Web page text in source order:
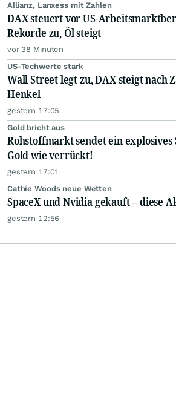
Allianz, Lanxess mit Zahlen
DAX steuert vor US-
Rekorde zu, Öl steigt
vor 38 Minuten
US-Techwerte stark
Wall Street legt zu, DAX steigt nach
Henkel
gestern 17:05
Gold bricht aus
Rohstoffmarkt sendet ein explosives
Gold wie verrückt!
gestern 17:01
Cathie Woods neue Wetten
SpaceX und Nvidia gekauft – diese
gestern 12:56